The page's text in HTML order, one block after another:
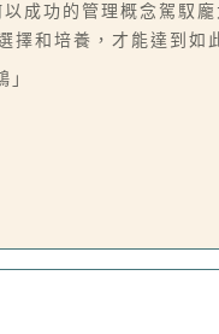
成功的管理概念駕馭
擇和培養，才能達到如
」